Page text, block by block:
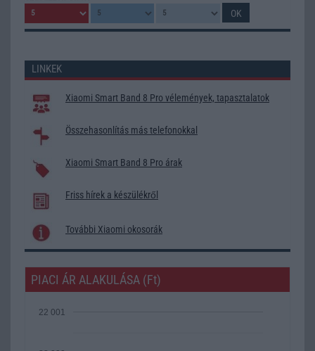
LINKEK
Xiaomi Smart Band 8 Pro vélemények, tapasztalatok
Összehasonlítás más telefonokkal
Xiaomi Smart Band 8 Pro árak
Friss hírek a készülékről
További Xiaomi okosorák
PIACI ÁR ALAKULÁSA (Ft)
22 001